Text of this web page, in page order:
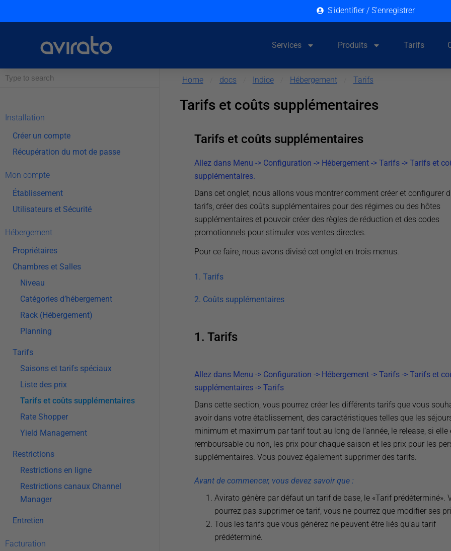
S'identifier / S'enregistrer
Services Produits Tarifs
Installation
Créer un compte
Récupération du mot de passe
Mon compte
Établissement
Utilisateurs et Sécurité
Hébergement
Propriétaires
Chambres et Salles
Niveau
Catégories d’hébergement
Rack (Hébergement)
Planning
Tarifs
Saisons et tarifs spéciaux
Liste des prix
Tarifs et coûts supplémentaires
Rate Shopper
Yield Management
Restrictions
Restrictions en ligne
Restrictions canaux Channel
Manager
Entretien
Facturation
Home docs Indice Hébergement Tarifs
Tarifs et coûts supplémentaires
Tarifs et coûts supplémentaires
Allez dans Menu -> Configuration -> Hébergement -> Tarifs -> Tarifs et
supplémentaires.
Dans cet onglet, nous allons vous montrer comment créer et configurer
tarifs, créer des coûts supplémentaires pour des régimes ou des hôtes
supplémentaires et pouvoir créer des règles de réduction et des codes
promotionnels pour stimuler vos ventes directes.
Pour ce faire, nous avons divisé cet onglet en trois menus.
1. Tarifs
2. Coûts supplémentaires
1. Tarifs
Allez dans Menu -> Configuration -> Hébergement -> Tarifs -> Tarifs et
supplémentaires -> Tarifs
Dans cette section, vous pourrez créer les différents tarifs que vous
avoir dans votre établissement, des caractéristiques telles que les
minimum et maximum par tarif tout au long de l’année, le release, si elle
remboursable ou non, les prix pour chaque saison et les prix pour les
supplémentaires. Vous pouvez également supprimer des tarifs.
Avant de commencer, vous devez savoir que :
Avirato génère par défaut un tarif de base, le «Tarif prédéterminé».
pourrez pas supprimer ce tarif, vous ne pourrez que modifier ses
Tous les tarifs que vous générez ne peuvent être liés qu’au tarif
prédéterminé.